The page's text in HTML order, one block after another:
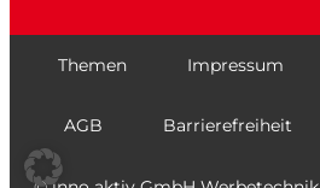
Themen Impressum
AGB Barrierefreiheit